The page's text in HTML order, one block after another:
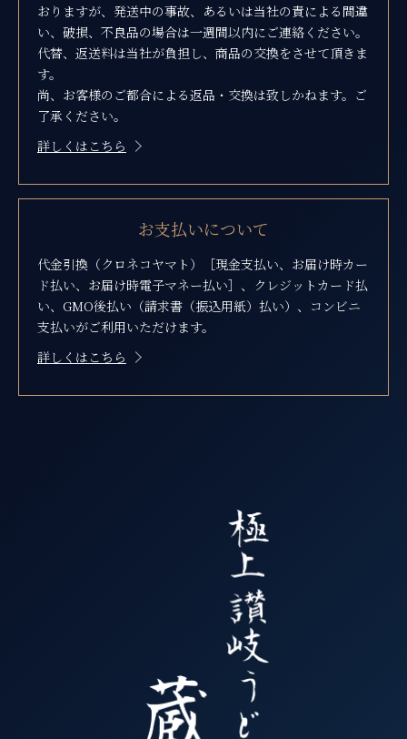
おりますが、発送中の事故、あるいは当社の責による間違
い、破損、不良品の場合は一週間以内にご連絡ください。
代替、返送料は当社が負担し、商品の交換をさせて頂きま
す。
尚、お客様のご都合による返品・交換は致しかねます。ご
了承ください。
詳しくはこちら
お支払いについて
代金引換（クロネコヤマト）［現金支払い、お届け時カー
ド払い、お届け時電子マネー払い］、クレジットカード払
い、GMO後払い（請求書（振込用紙）払い）、コンビニ
支払いがご利用いただけます。
詳しくはこちら